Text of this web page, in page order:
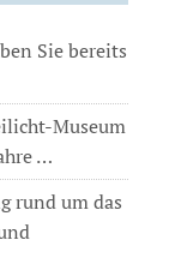
Sie bereits
Museum
…
rund um das